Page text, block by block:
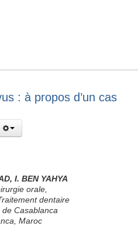
: à propos d’un cas
I. BEN YAHYA
orale,
dentaire
Casablanca
Maroc